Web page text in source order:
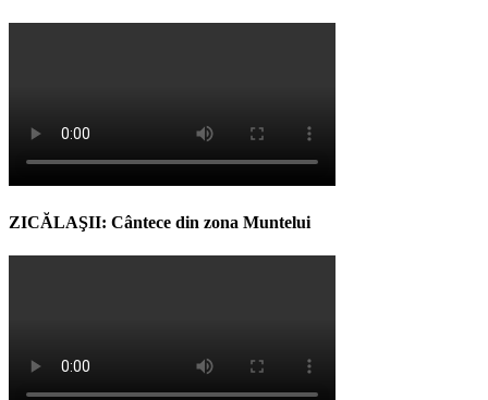
ZICĂLAŞII: Cântece din zona Muntelui